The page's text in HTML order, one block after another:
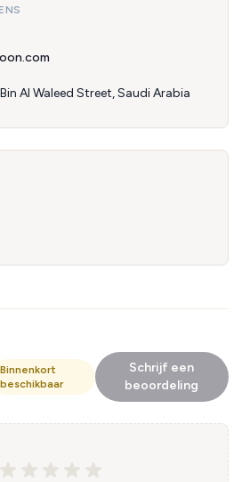
Al Waleed Street, Saudi Arabia
Binnenkort
beschikbaar
Schrijf een
beoordeling